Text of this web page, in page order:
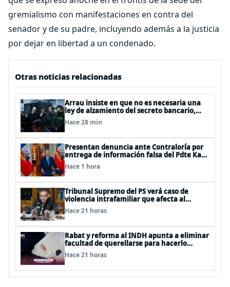
gremialismo con manifestaciones en contra del
senador y de su padre, incluyendo además a la justicia
por dejar en libertad a un condenado.
Otras noticias relacionadas
Arrau insiste en que no es necesaria una
ley de alzamiento del secreto bancario,
porque ya existe
Hace 28 min
Presentan denuncia ante Contraloría por
entrega de información falsa del Pdte Kast
en cadena nacional
Hace 1 hora
Tribunal Supremo del PS verá caso de
violencia intrafamiliar que afecta al
senador Fidel Espinoza
Hace 21 horas
Rabat y reforma al INDH apunta a eliminar
facultad de querellarse para hacerlo
“consultivo”
Hace 21 horas